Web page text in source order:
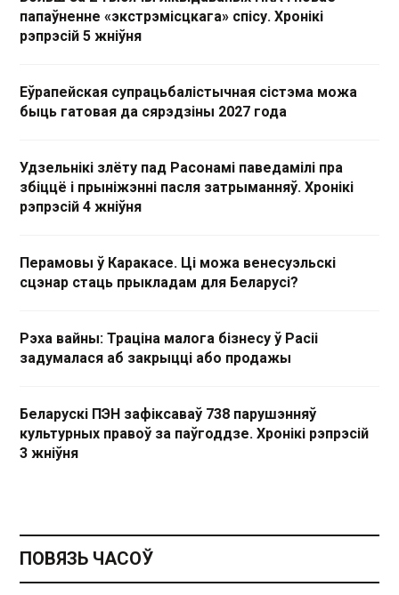
папаўненне «экстрэмісцкага» спісу. Хронікі
рэпрэсій 5 жніўня
Еўрапейская супрацьбалістычная сістэма можа
быць гатовая да сярэдзіны 2027 года
Удзельнікі злёту пад Расонамі паведамілі пра
збіццё і прыніжэнні пасля затрыманняў. Хронікі
рэпрэсій 4 жніўня
Перамовы ў Каракасе. Ці можа венесуэльскі
сцэнар стаць прыкладам для Беларусі?
Рэха вайны: Траціна малога бізнесу ў Расіі
задумалася аб закрыцці або продажы
Беларускі ПЭН зафіксаваў 738 парушэнняў
культурных правоў за паўгоддзе. Хронікі рэпрэсій
3 жніўня
ПОВЯЗЬ ЧАСОЎ